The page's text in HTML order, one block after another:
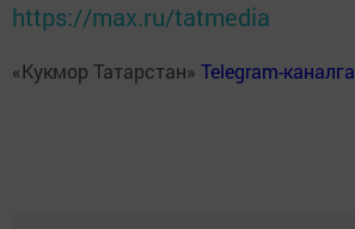
https://max.ru/tatmedia
«Кукмор Татарстан» Telegram-каналга